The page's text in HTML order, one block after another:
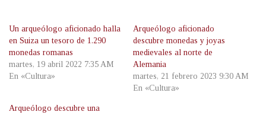
Un arqueólogo aficionado halla
en Suiza un tesoro de 1.290
monedas romanas
martes, 19 abril 2022 7:35 AM
En «Cultura»
Arqueólogo aficionado
descubre monedas y joyas
medievales al norte de
Alemania
martes, 21 febrero 2023 9:30 AM
En «Cultura»
Arqueólogo descubre una